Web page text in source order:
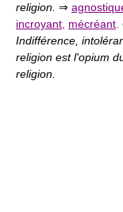
religion. ⇒
incroyant mécréant
Indifférence,
religion est l'opium
religion.